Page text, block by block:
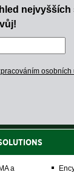
osobních
a